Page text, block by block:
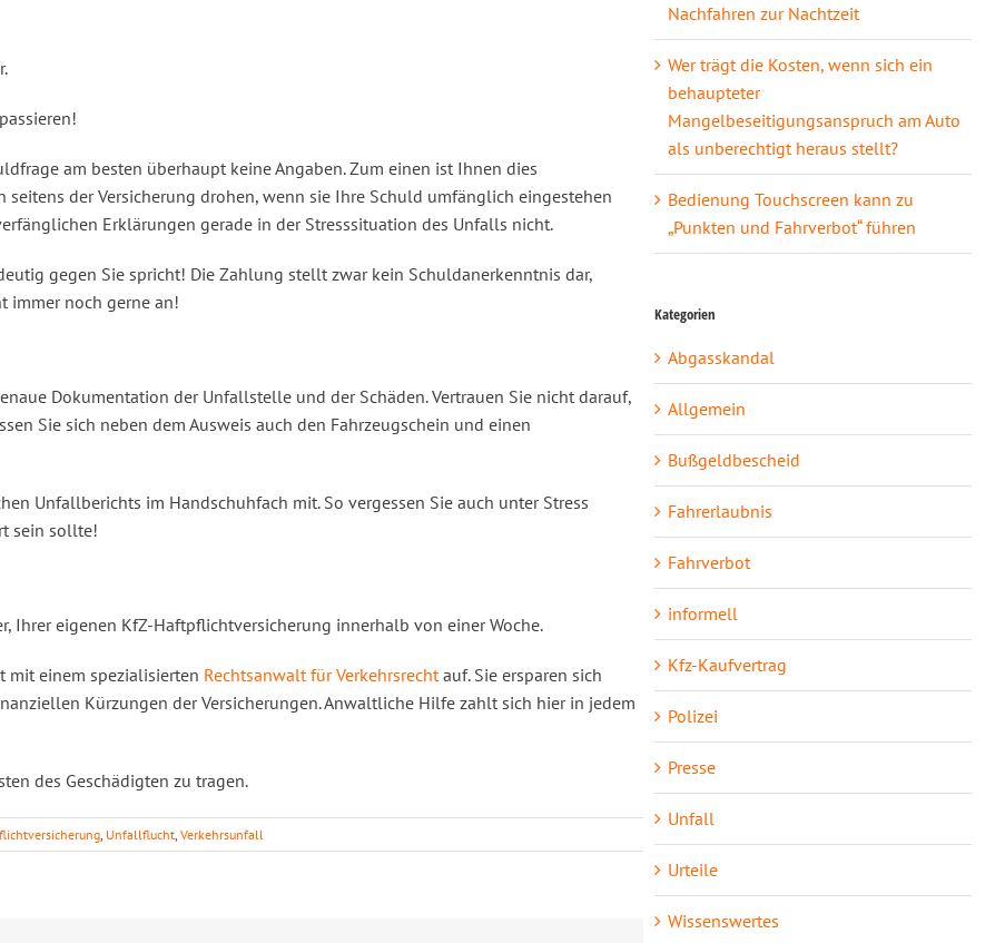
am besten überhaupt keine Angaben. Zum einen ist Ihnen dies
der Versicherung drohen, wenn sie Ihre Schuld umfänglich eingestehen
Erklärungen gerade in der Stresssituation des Unfalls nicht.
gegen Sie spricht! Die Zahlung stellt zwar kein Schuldanerkenntnis dar,
immer noch gerne an!
Dokumentation der Unfallstelle und der Schäden. Vertrauen Sie nicht darauf,
Sie sich neben dem Ausweis auch den Fahrzeugschein und einen
Unfallberichts im Handschuhfach mit. So vergessen Sie auch unter Stress
sein sollte!
Ihrer eigenen KfZ-Haftpflichtversicherung innerhalb von einer Woche.
mit einem spezialisierten Rechtsanwalt für Verkehrsrechtauf. Sie ersparen sich
Kürzungen der Versicherungen. Anwaltliche Hilfe zahlt sich hier in jedem
des Geschädigten zu tragen.
, Unfallflucht, Verkehrsunfall
Nachfahren zur Nachtzeit
Wer trägt die Kosten, wenn sich ein
behaupteter
Mangelbeseitigungsanspruch am Auto
als unberechtigt heraus stellt?
Bedienung Touchscreen kann zu
„Punkten und Fahrverbot“ führen
Kategorien
Abgasskandal
Allgemein
Bußgeldbescheid
Fahrerlaubnis
Fahrverbot
informell
Kfz-Kaufvertrag
Polizei
Presse
Unfall
Urteile
Wissenswertes